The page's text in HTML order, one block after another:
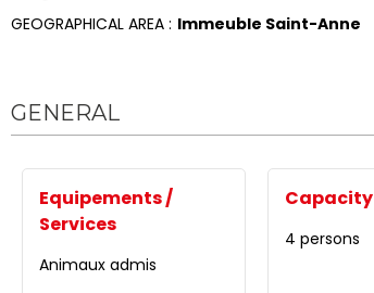
GEOGRAPHICAL AREA : Immeuble Saint-Anne
GENERAL
Equipements /
Services
Animaux admis
Capacity
4 persons